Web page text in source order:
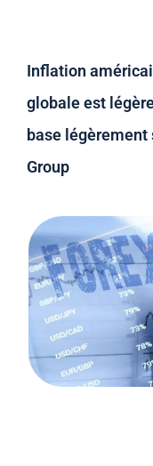
Inflation
globale est
base légèrement
Group